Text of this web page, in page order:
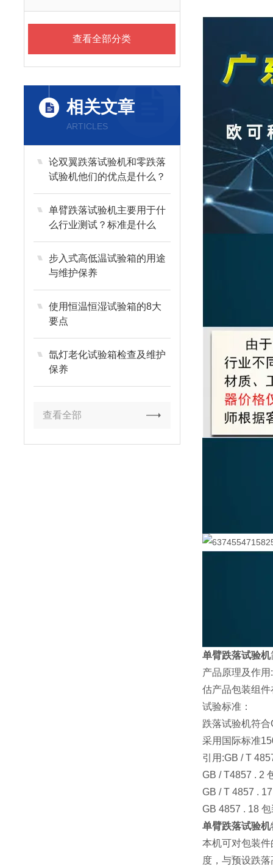
查看全部分类
相关文章
ARTICLES
论双翼跌落试验机和零跌落
试验机他们的优点是什么？
单臂跌落试验机主要用于什
么行业测试？标准是什么
步入式高低温试验箱的用途
与维护保养
使用恒温恒湿试验箱的8大
要点
氙灯老化试验箱检查及维护
保养
查看全部
单臂跌落试验机
产品原理及作
估产品包装组
试验标准：
跌落试验机符
采用国际标准
引用:GB / T
GB / T4857 . 2
GB / T 4857 .
GB 4857 . 18
单臂跌落试验机
本机可对包装
度，与预设跌